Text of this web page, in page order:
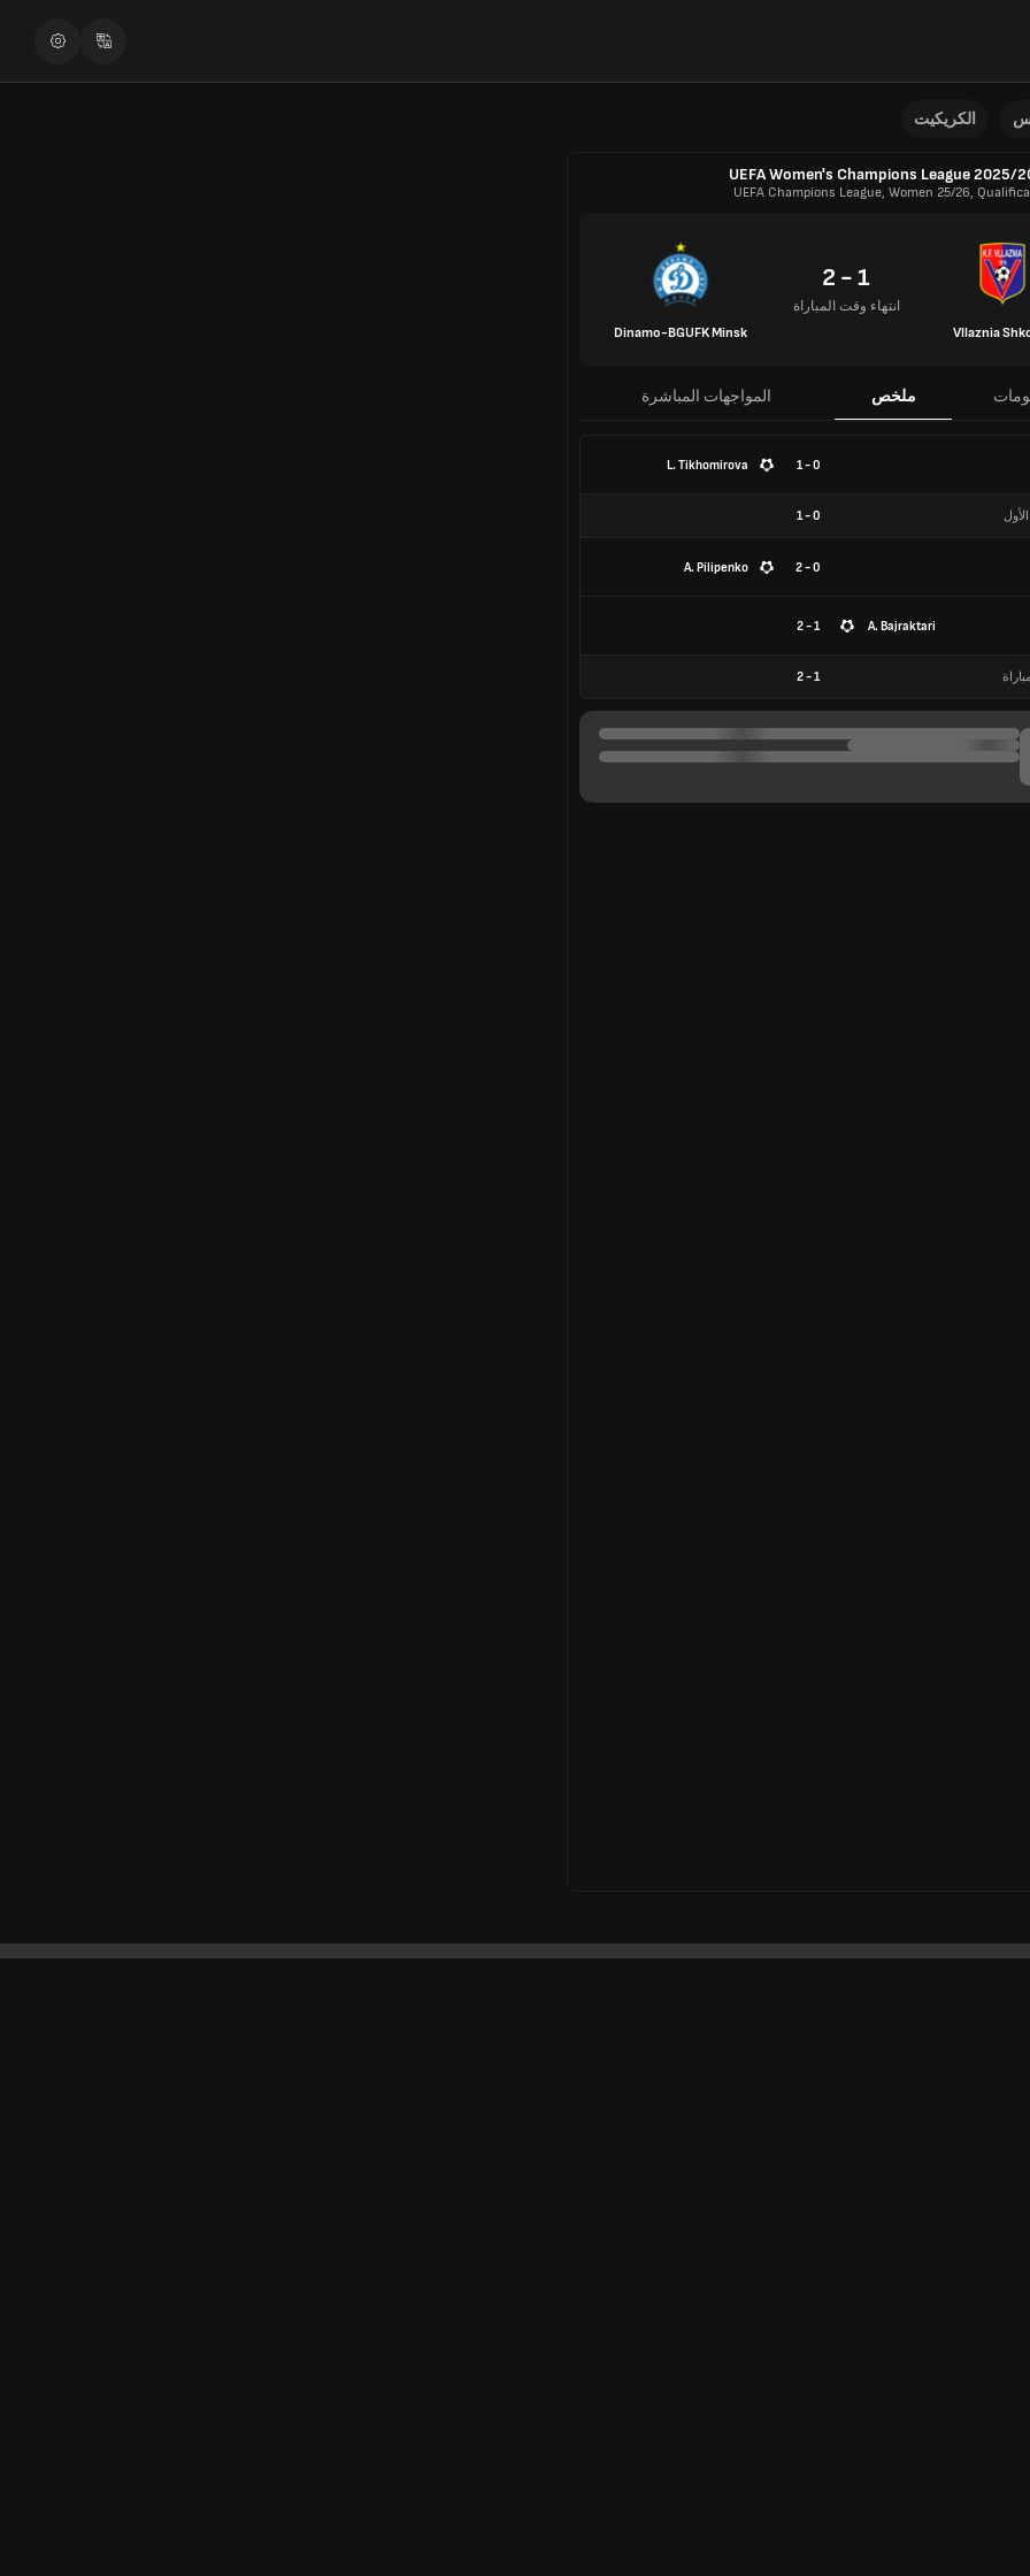
الكريكيت
UEFA Women's Champions League 2025/
UEFA Champions League, Women 25/26,
Vllaznia
1 - 2
انتهاء وقت المباراة
Dinamo-BGUFK Minsk
ملخص المواجهات المباشرة
0 - 1
L. Tikhomirova
0
-
1
0 - 2
A. Pilipenko
A. Bajraktari
1 - 2
1
-
2